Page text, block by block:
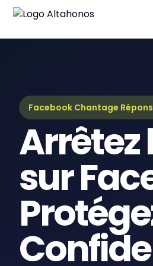
Facebook Chantage
Arrêtez
sur